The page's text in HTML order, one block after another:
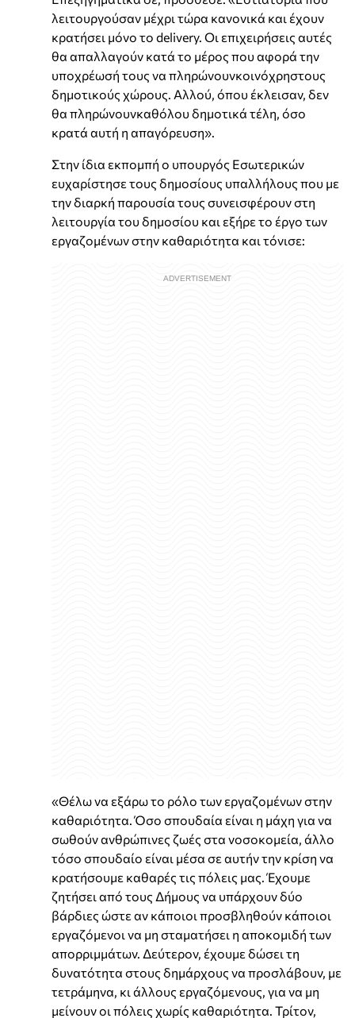
λειτουργούσαν μέχρι τώρα κανονικά και έχουν
κρατήσει μόνο το delivery. Οι επιχειρήσεις αυτές
θα απαλλαγούν κατά το μέρος που αφορά την
υποχρέωσή τους να πληρώνουνκοινόχρηστους
δημοτικούς χώρους. Αλλού, όπου έκλεισαν, δεν
θα πληρώνουνκαθόλου δημοτικά τέλη, όσο
κρατά αυτή η απαγόρευση».
Στην ίδια εκπομπή ο υπουργός Εσωτερικών
ευχαρίστησε τους δημοσίους υπαλλήλους που με
την διαρκή παρουσία τους συνεισφέρουν στη
λειτουργία του δημοσίου και εξήρε το έργο των
εργαζομένων στην καθαριότητα και τόνισε:
«Θέλω να εξάρω το ρόλο των εργαζομένων στην
καθαριότητα. Όσο σπουδαία είναι η μάχη για να
σωθούν ανθρώπινες ζωές στα νοσοκομεία, άλλο
τόσο σπουδαίο είναι μέσα σε αυτήν την κρίση να
κρατήσουμε καθαρές τις πόλεις μας. Έχουμε
ζητήσει από τους Δήμους να υπάρχουν δύο
βάρδιες ώστε αν κάποιοι προσβληθούν κάποιοι
εργαζόμενοι να μη σταματήσει η αποκομιδή των
απορριμμάτων. Δεύτερον, έχουμε δώσει τη
δυνατότητα στους δημάρχους να προσλάβουν, με
τετράμηνα, κι άλλους εργαζόμενους, για να μη
μείνουν οι πόλεις χωρίς καθαριότητα. Τρίτον,